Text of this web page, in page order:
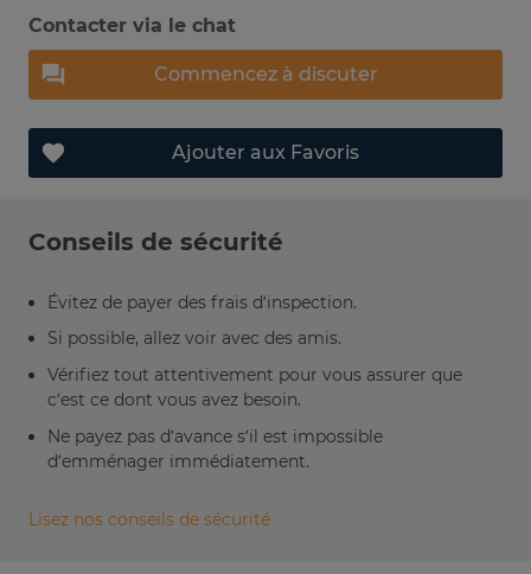
Contacter via le chat
Commencez à discuter
Ajouter aux Favoris
Conseils de sécurité
Évitez de payer des frais d’inspection.
Si possible, allez voir avec des amis.
Vérifiez tout attentivement pour vous assurer que
c’est ce dont vous avez besoin.
Ne payez pas d’avance s’il est impossible
d’emménager immédiatement.
Lisez nos conseils de sécurité